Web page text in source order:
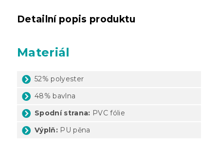
Detailní popis produktu
Materiál
52% polyester
48% bavlna
Spodní strana: PVC fólie
Výplň: PU pěna